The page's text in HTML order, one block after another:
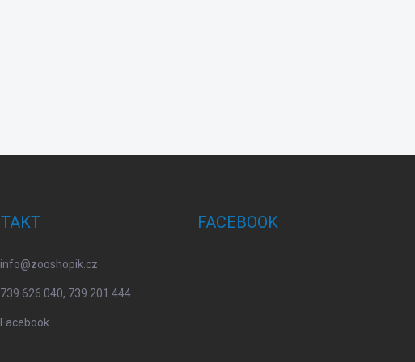
info@zooshopik.cz
739 626 040, 739 201 444
Facebook
FACEBOOK